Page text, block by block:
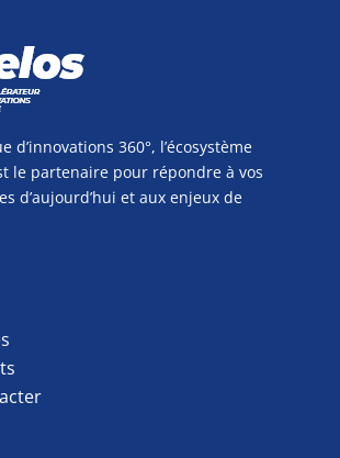
d’innovations 360°, l’écosystème
le partenaire pour répondre à vos
d’aujourd’hui et aux enjeux de